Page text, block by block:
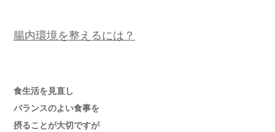
腸内環境を整えるには？
食生活を見直し
バランスのよい食事を
摂ることが大切ですが